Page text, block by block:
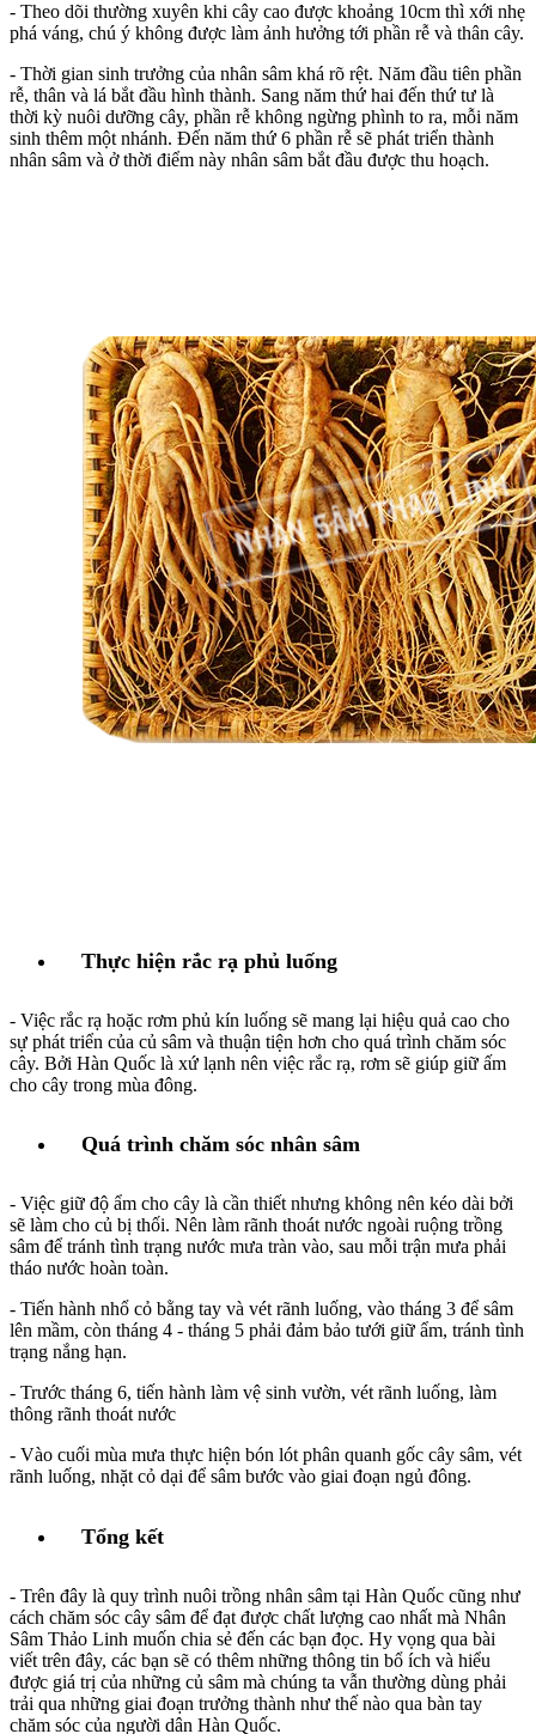
- Theo dõi thường xuyên khi cây cao được khoảng 10cm thì xới nhẹ
phá váng, chú ý không được làm ảnh hưởng tới phần rễ và thân cây.
- Thời gian sinh trưởng của nhân sâm khá rõ rệt. Năm đầu tiên phần
rễ, thân và lá bắt đầu hình thành. Sang năm thứ hai đến thứ tư là
thời kỳ nuôi dưỡng cây, phần rễ không ngừng phình to ra, mỗi năm
sinh thêm một nhánh. Đến năm thứ 6 phần rễ sẽ phát triển thành
nhân sâm và ở thời điểm này nhân sâm bắt đầu được thu hoạch.
Thực hiện rắc rạ phủ luống
- Việc rắc rạ hoặc rơm phủ kín luống sẽ mang lại hiệu quả cao cho
sự phát triển của củ sâm và thuận tiện hơn cho quá trình chăm sóc
cây. Bởi Hàn Quốc là xứ lạnh nên việc rắc rạ, rơm sẽ giúp giữ ấm
cho cây trong mùa đông.
Quá trình chăm sóc nhân sâm
- Việc giữ độ ẩm cho cây là cần thiết nhưng không nên kéo dài bởi
sẽ làm cho củ bị thối. Nên làm rãnh thoát nước ngoài ruộng trồng
sâm để tránh tình trạng nước mưa tràn vào, sau mỗi trận mưa phải
tháo nước hoàn toàn.
- Tiến hành nhổ cỏ bằng tay và vét rãnh luống, vào tháng 3 để sâm
lên mầm, còn tháng 4 - tháng 5 phải đảm bảo tưới giữ ẩm, tránh tình
trạng nắng hạn.
- Trước tháng 6, tiến hành làm vệ sinh vườn, vét rãnh luống, làm
thông rãnh thoát nước
- Vào cuối mùa mưa thực hiện bón lót phân quanh gốc cây sâm, vét
rãnh luống, nhặt cỏ dại để sâm bước vào giai đoạn ngủ đông.
Tổng kết
- Trên đây là quy trình nuôi trồng nhân sâm tại Hàn Quốc cũng như
cách chăm sóc cây sâm để đạt được chất lượng cao nhất mà Nhân
Sâm Thảo Linh muốn chia sẻ đến các bạn đọc. Hy vọng qua bài
viết trên đây, các bạn sẽ có thêm những thông tin bổ ích và hiểu
được giá trị của những củ sâm mà chúng ta vẫn thường dùng phải
trải qua những giai đoạn trưởng thành như thế nào qua bàn tay
chăm sóc của người dân Hàn Quốc.